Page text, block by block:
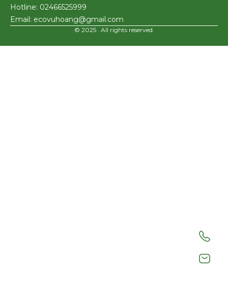
Hotline: 02466525999
Email: ecovuhoang@gmail.com
© 2025 . All rights reserved.